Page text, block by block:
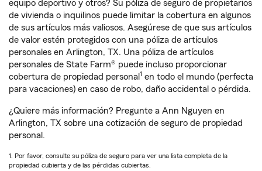
equipo deportivo y otros? Su póliza de seguro de propietarios
de vivienda o inquilinos puede limitar la cobertura en algunos
de sus artículos más valiosos. Asegúrese de que sus artículos
de valor estén protegidos con una póliza de artículos
personales en Arlington, TX. Una póliza de artículos
personales de State Farm® puede incluso proporcionar
cobertura de propiedad personal 1 en todo el mundo (perfecta
para vacaciones) en caso de robo, daño accidental o pérdida.
¿Quiere más información? Pregunte a Ann Nguyen en
Arlington, TX sobre una cotización de seguro de propiedad
personal.
1. Por favor, consulte su póliza de seguro para ver una lista completa de la
propiedad cubierta y de las pérdidas cubiertas.